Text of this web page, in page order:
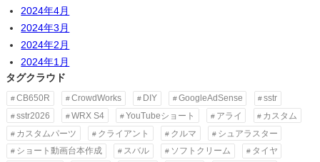
2024年4月
2024年3月
2024年2月
2024年1月
タグクラウド
CB650R CrowdWorks DIY GoogleAdSense
sstr
sstr2026
WRX S4 YouTubeショート アライ
カスタム
カスタムパーツ
クライアント クルマ
シュアラスター
ショート動画台本作成
スバル ソフトクリーム
タイヤ